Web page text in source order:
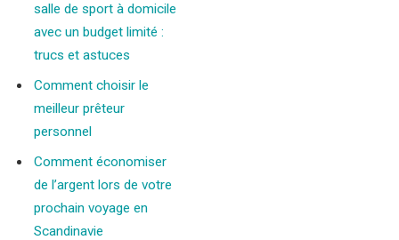
salle de sport à domicile
avec un budget limité :
trucs et astuces
Comment choisir le
meilleur prêteur
personnel
Comment économiser
de l’argent lors de votre
prochain voyage en
Scandinavie